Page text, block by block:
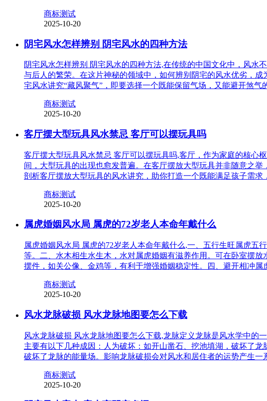
商标测试
2025-10-20
阴宅风水怎样辨别 阴宅风水的四种方法
阴宅风水怎样辨别 阴宅风水的四种方法,在传统的中国文化中，风水
与后人的繁荣。在这片神秘的领域中，如何辨别阴宅的风水优劣，
宅风水讲究“藏风聚气”，即要选择一个既能保留气场，又能避开煞
商标测试
2025-10-20
客厅摆大型玩具风水禁忌 客厅可以摆玩具吗
客厅摆大型玩具风水禁忌 客厅可以摆玩具吗,客厅，作为家庭的核心
间，大型玩具的出现也愈发普遍。在客厅摆放大型玩具并非随意之
剖析客厅摆放大型玩具的风水讲究，助你打造一个既能满足孩子需
商标测试
2025-10-20
属虎婚姻风水局 属虎的72岁老人本命年戴什么
属虎婚姻风水局 属虎的72岁老人本命年戴什么,一、五行生旺属虎
等。二、水木相生水生木，水对属虎婚姻有滋养作用。可在卧室摆
摆件，如关公像、金鸡等，有利于增强婚姻稳定性。四、避开相冲
商标测试
2025-10-20
风水龙脉破损 风水龙脉地图要怎么下载
风水龙脉破损 风水龙脉地图要怎么下载,龙脉定义龙脉是风水学中的
主要有以下几种成因：人为破坏：如开山凿石、挖池填湖，破坏了
破坏了龙脉的能量场。影响龙脉破损会对风水和居住者的运势产生
商标测试
2025-10-20